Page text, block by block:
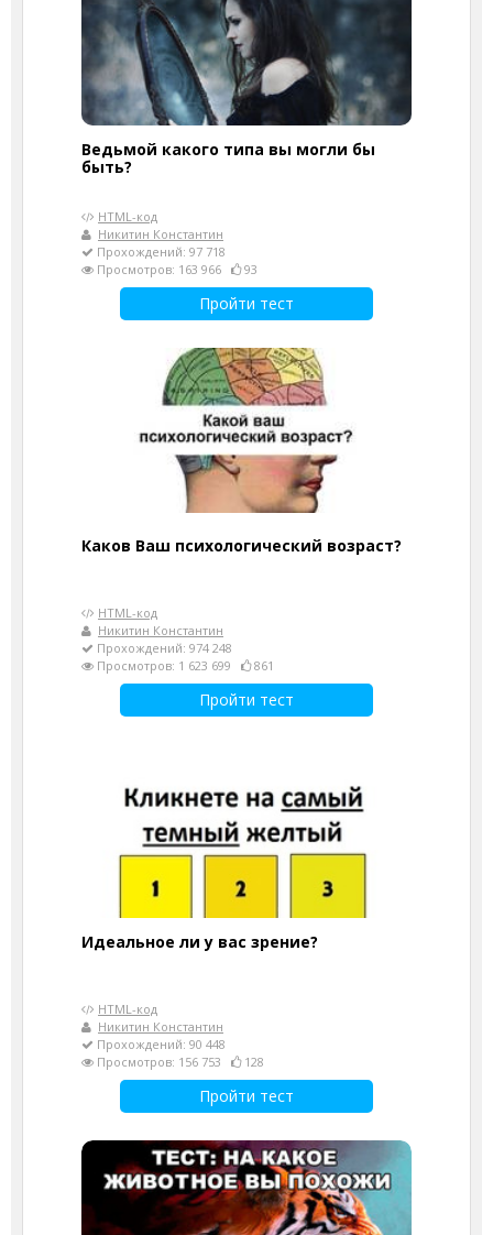
Ведьмой какого типа вы могли бы
быть?
HTML-код
Никитин Константин
Прохождений: 97 718
Просмотров: 163 966
93
Пройти тест
Каков Ваш психологический возраст?
HTML-код
Никитин Константин
Прохождений: 974 248
Просмотров: 1 623 699
861
Пройти тест
Идеальное ли у вас зрение?
HTML-код
Никитин Константин
Прохождений: 90 448
Просмотров: 156 753
128
Пройти тест